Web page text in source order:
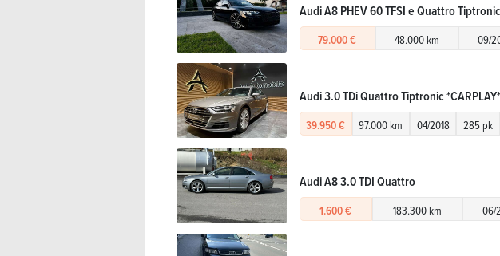
Audi A8 PHEV 60 TFSI e Quattro
79.000 € 48.000 km 09/
Audi 3.0 TDi Quattro Tiptronic
39.950 € 97.000 km 04/2018 285 pk
Audi A8 3.0 TDI Quattro
1.600 € 183.300 km 06/